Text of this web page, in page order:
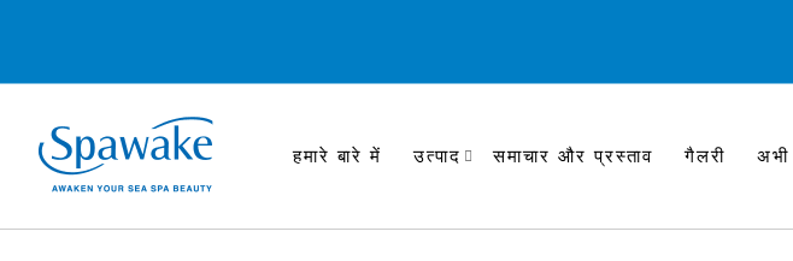
हमारे बारे में उत्पाद समाचार और प्रस्ताव गैलरी अभी